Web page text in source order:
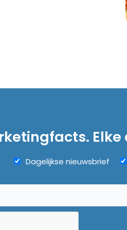
Elke
Dagelijkse nieuwsbrief